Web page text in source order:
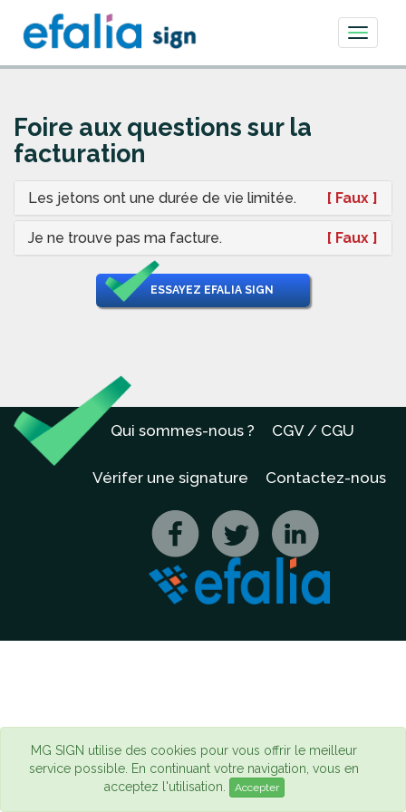
Toggle
Foire aux questions sur la
facturation
[ Faux ]
Les jetons ont une durée de vie limitée.
[ Faux ]
Je ne trouve pas ma facture.
ESSAYEZ EFALIA SIGN
Qui sommes-nous ? CGV / CGU
Vérifer une signature Contactez-nous
MG SIGN utilise des cookies pour vous offrir le meilleur
service possible. En continuant votre navigation, vous en
acceptez l'utilisation.
Accepter